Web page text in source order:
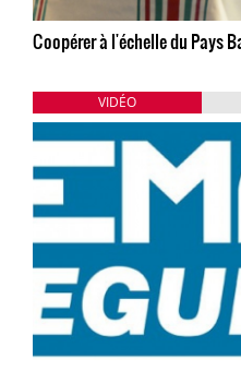
Coopérer à l'échelle du Pays
VIDÉO